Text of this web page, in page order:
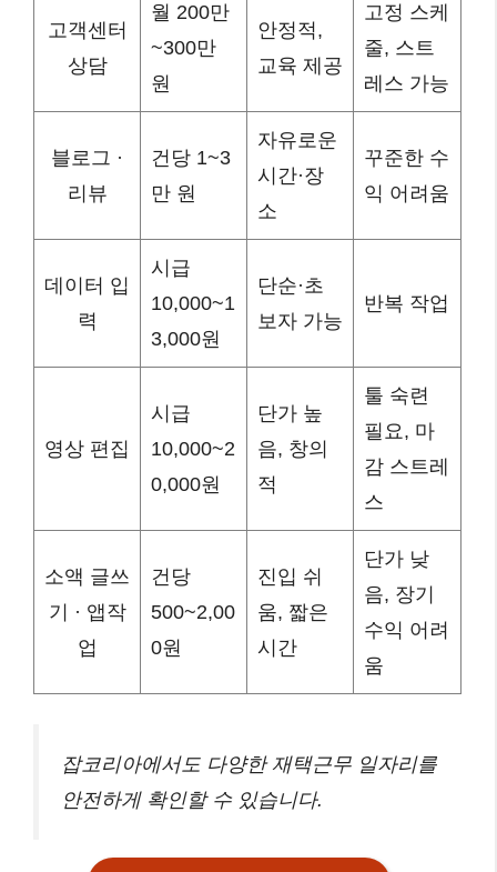
고객센터
상담
월 200만
~300만
원
안정적,
교육 제공
고정 스케
줄, 스트
레스 가능
블로그 ·
리뷰
건당 1~3
만 원
자유로운
시간·장
소
꾸준한 수
익 어려움
데이터 입
력
시급
10,000~1
3,000원
단순·초
보자 가능
반복 작업
영상 편집
시급
10,000~2
0,000원
단가 높
음, 창의
적
툴 숙련
필요, 마
감 스트레
스
소액 글쓰
기 · 앱작
업
건당
500~2,00
0원
진입 쉬
움, 짧은
시간
단가 낮
음, 장기
수익 어려
움
잡코리아에서도 다양한 재택근무 일자리를
안전하게 확인할 수 있습니다.